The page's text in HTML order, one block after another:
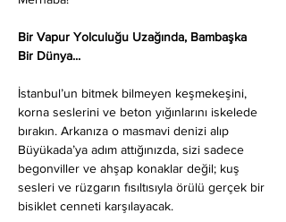
Bir Vapur Yolculuğu Uzağında, Bambaşka
Bir Dünya...
İstanbul’un bitmek bilmeyen keşmekeşini,
korna seslerini ve beton yığınlarını iskelede
bırakın. Arkanıza o masmavi denizi alıp
Büyükada’ya adım attığınızda, sizi sadece
begonviller ve ahşap konaklar değil; kuş
sesleri ve rüzgarın fısıltısıyla örülü gerçek bir
bisiklet cenneti karşılayacak.